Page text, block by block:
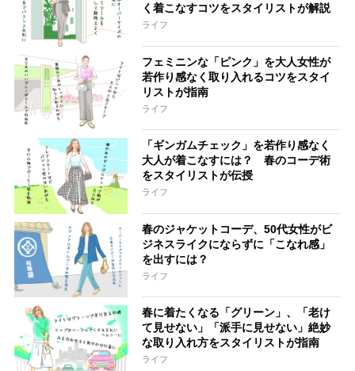
く着こなすコツをスタイリストが解説
ライフ
フェミニンな「ピンク」を大人女性が
若作り感なく取り入れるコツをスタイ
リストが指南
ライフ
「ギンガムチェック」を若作り感なく
大人が着こなすには？ 春のコーデ術
をスタイリストが伝授
ライフ
春のジャケットコーデ、50代女性がビ
ジネスライクにならずに「こなれ感」
を出すには？
ライフ
春に着たくなる「グリーン」、「老け
て見せない」「派手に見せない」絶妙
な取り入れ方をスタイリストが指南
ライフ